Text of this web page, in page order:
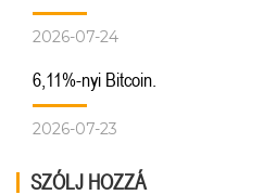
2026-07-24
6,11%-nyi Bitcoin.
2026-07-23
SZÓLJ HOZZÁ